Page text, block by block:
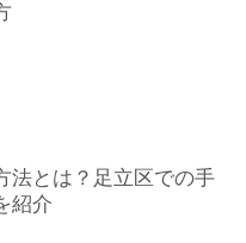
法とは？足立区での手
紹介